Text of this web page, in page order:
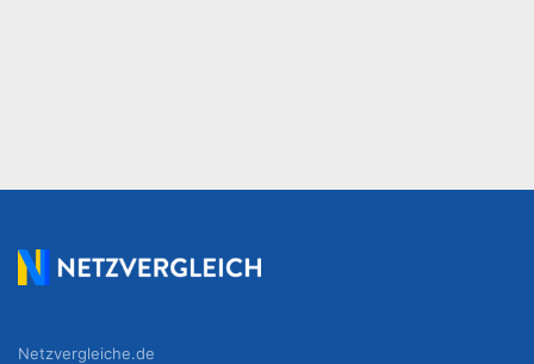
Netzvergleiche.de